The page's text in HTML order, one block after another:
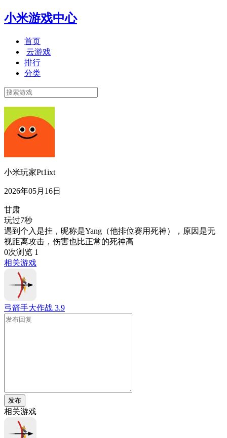
小米游戏中心
首页
云游戏
排行
分类
小米玩家Pt1ixt
2026年05月16日
甘肃
玩过7秒
遇到个入是挂，昵称是Yang（他排位赛用死神），原因是无
视距离攻击，伤害也比正常的死神高
0次浏览 1
相关游戏
弓箭手大作战 3.9
发布
相关游戏